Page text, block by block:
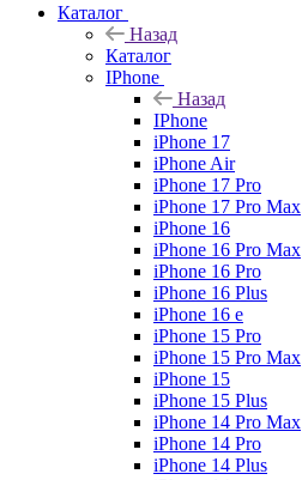
Каталог
Назад
Каталог
IPhone
Назад
IPhone
iPhone 17
iPhone Air
iPhone 17 Pro
iPhone 17 Pro Max
iPhone 16
iPhone 16 Pro Max
iPhone 16 Pro
iPhone 16 Plus
iPhone 16 e
iPhone 15 Pro
iPhone 15 Pro Max
iPhone 15
iPhone 15 Plus
iPhone 14 Pro Max
iPhone 14 Pro
iPhone 14 Plus